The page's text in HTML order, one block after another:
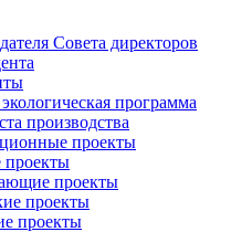
Совета директоров
программа
производства
проекты
проекты
проекты
проекты